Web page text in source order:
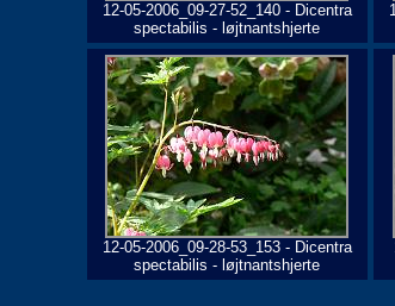
12-05-2006_09-27-52_140 - Dicentra
spectabilis - løjtnantshjerte
12-05-2006_09-28-53_153 - Dicentra
spectabilis - løjtnantshjerte